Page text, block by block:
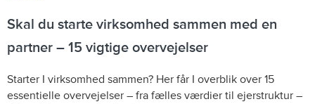
Skal du starte virksomhed sammen med en
partner – 15 vigtige overvejelser
Starter I virksomhed sammen? Her får I overblik over 15
essentielle overvejelser – fra fælles værdier til ejerstruktur –